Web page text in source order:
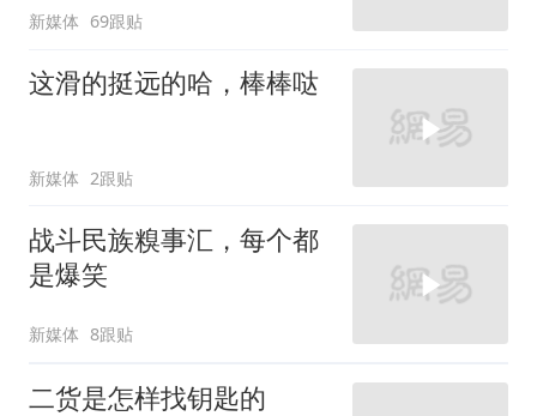
新媒体 69跟贴
这滑的挺远的哈，棒棒哒
新媒体 2跟贴
战斗民族糗事汇，每个都
是爆笑
新媒体 8跟贴
二货是怎样找钥匙的